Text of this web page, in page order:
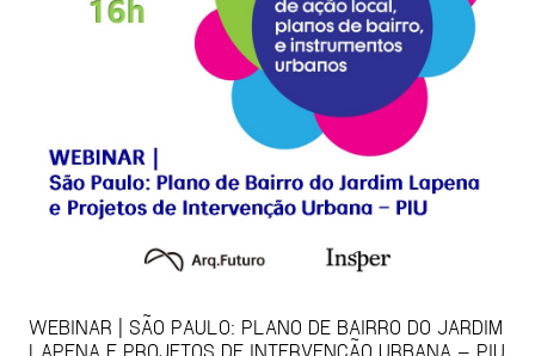
WEBINAR | SÃO PAULO: PLANO DE BAIRRO DO JARDIM
LAPENA E PROJETOS DE INTERVENÇÃO URBANA – PIU